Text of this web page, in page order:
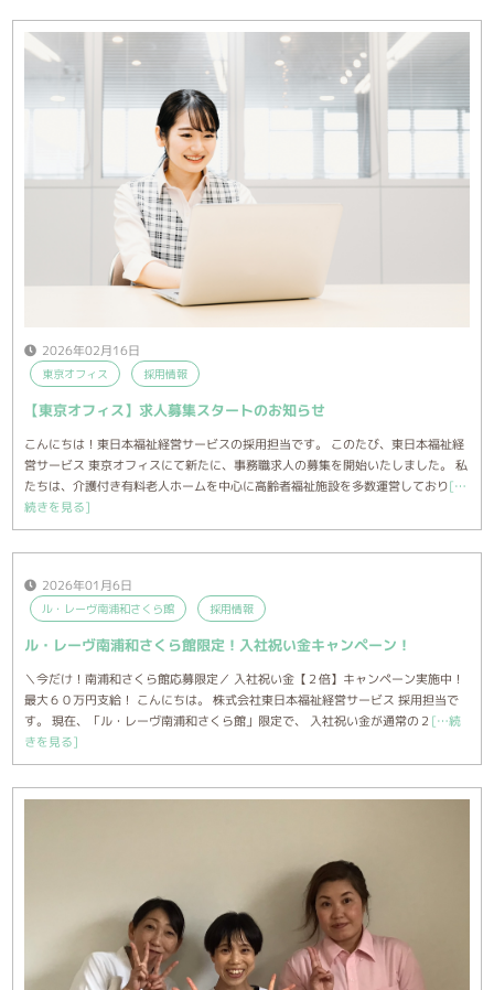
2026年02月16日
東京オフィス 採用情報
【東京オフィス】求人募集スタートのお知らせ
こんにちは！東日本福祉経営サービスの採用担当です。 このたび、東日本福祉経
営サービス 東京オフィスにて新たに、事務職求人の募集を開始いたしました。 私
たちは、介護付き有料老人ホームを中心に高齢者福祉施設を多数運営しており[…
続きを見る]
2026年01月6日
ル・レーヴ南浦和さくら館 採用情報
ル・レーヴ南浦和さくら館限定！入社祝い金キャンペーン！
＼今だけ！南浦和さくら館応募限定／ 入社祝い金【２倍】キャンペーン実施中！
最大６０万円支給！ こんにちは。 株式会社東日本福祉経営サービス 採用担当で
す。 現在、「ル・レーヴ南浦和さくら館」限定で、 入社祝い金が通常の２ […続
きを見る]